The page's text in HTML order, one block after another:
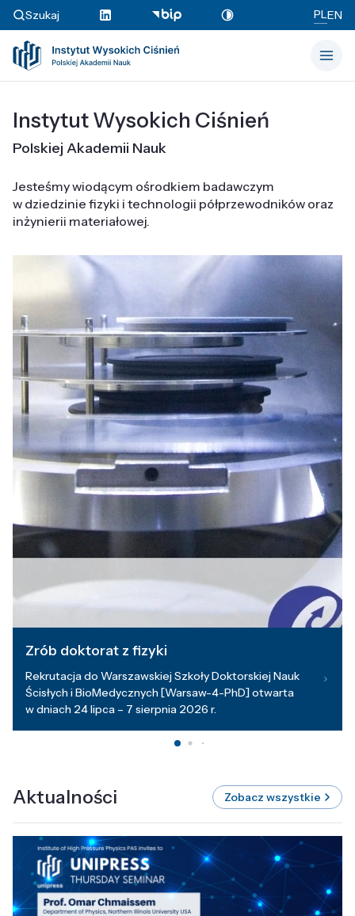
Szukaj PLEN
Instytut Wysokich Ciśnień
Polskiej Akademii Nauk
Jesteśmy wiodącym ośrodkiem badawczym
w dziedzinie fizyki i technologii półprzewodników oraz
inżynierii materiałowej.
Zrób doktorat z fizyki
Rekrutacja do Warszawskiej Szkoły Doktorskiej Nauk
Ścisłych i BioMedycznych [Warsaw-4-PhD] otwarta
w dniach 24 lipca – 7 sierpnia 2026 r.
Aktualności Zobacz wszystkie